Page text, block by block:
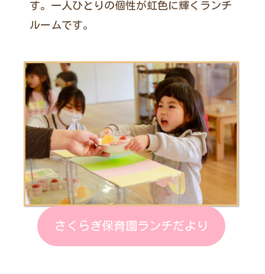
す。一人ひとりの個性が虹色に輝くランチ
ルームです。
さくらぎ保育園ランチだより